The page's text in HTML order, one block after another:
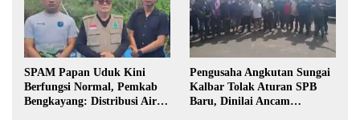
SPAM Papan Uduk Kini
Berfungsi Normal, Pemkab
Bengkayang: Distribusi Air
Pengusaha Angkutan Sungai
Kalbar Tolak Aturan SPB
Baru, Dinilai Ancam